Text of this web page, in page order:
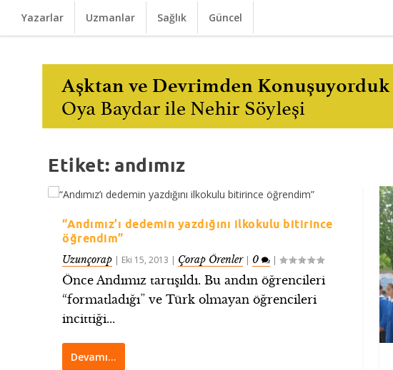
Yazarlar Uzmanlar Sağlık Güncel
Etiket: andımız
“Andımız’ı dedemin yazdığını ilkokulu bitirince
öğrendim”
Uzunçorap | Eki 15, 2013 | Çorap Örenler| 0 |
Önce Andımız tartışıldı. Bu andın öğrencileri
“formatladığı” ve Türk olmayan öğrencileri
incittiği...
Devamı…